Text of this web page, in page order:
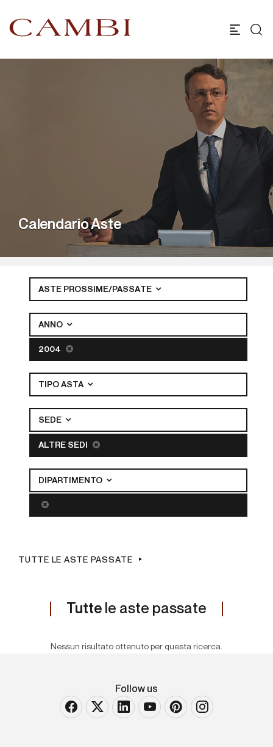
Calendario Aste
ASTE PROSSIME/PASSATE
ANNO
2004
TIPO ASTA
SEDE
ALTRE SEDI
DIPARTIMENTO
TUTTE LE ASTE PASSATE
Tutte le aste passate
Nessun risultato ottenuto per questa ricerca.
Follow us